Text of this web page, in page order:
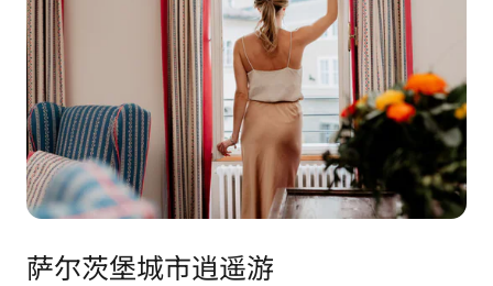
萨尔茨堡城市逍遥游